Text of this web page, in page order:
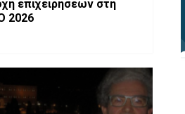
επιχειρήσεων στη
2026